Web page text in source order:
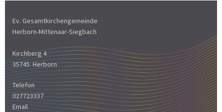
Ev. Gesamtkirchengemeinde
Herborn-Mittenaar-Siegbach
Kirchberg 4
35745 Herborn
Telefon
027723337
Email